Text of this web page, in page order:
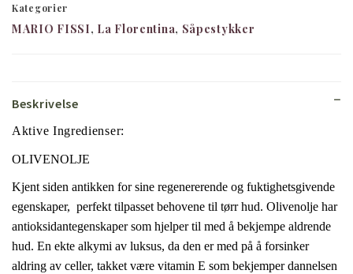
Kategorier
MARIO FISSI La Florentina Såpestykker
Beskrivelse
Aktive Ingredienser:
OLIVENOLJE
Kjent siden antikken for sine regenererende og fuktighetsgivende
egenskaper, perfekt tilpasset behovene til tørr hud. Olivenolje har
antioksidantegenskaper som hjelper til med å bekjempe aldrende
hud. En ekte alkymi av luksus, da den er med på å forsinker
aldring av celler, takket være vitamin E som bekjemper dannelsen